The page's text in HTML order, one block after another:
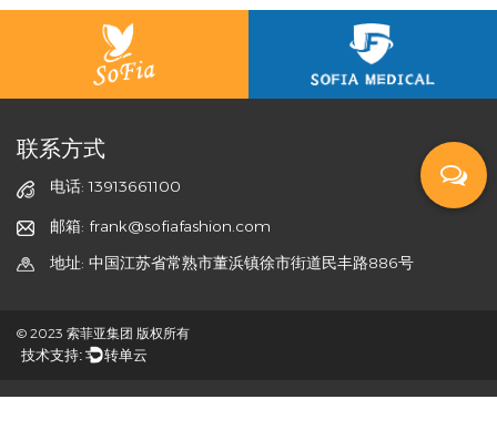
联系方式
电话: 13913661100
邮箱: frank@sofiafashion.com
地址: 中国江苏省常熟市董浜镇徐市街道民丰路886号
© 2023 索菲亚集团 版权所有
技术支持: 转单云